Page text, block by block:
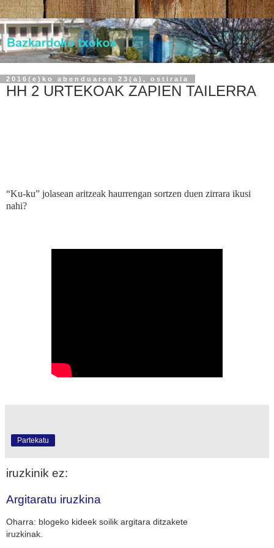
2016(e)ko abenduaren 23(a), ostirala
HH 2 URTEKOAK ZAPIEN TAILERRA
“Ku-ku” jolasean aritzeak haurrengan sortzen duen zirrara ikusi
nahi?
Partekatu
iruzkinik ez:
Argitaratu iruzkina
Oharra: blogeko kideek soilik argitara ditzakete
iruzkinak.